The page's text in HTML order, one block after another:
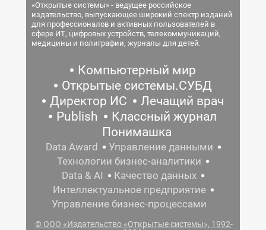
«Открытые системы» - ведущее российское
издательство, выпускающее широкий спектр изданий
для профессионалов и активных пользователей в
сфере ИТ, цифровых устройств, телекоммуникаций,
медицины и полиграфии, журналы для детей.
Компьютерный мир
Открытые системы.СУБД
Директор ИС
Лечащий врач
Publish
Классный журнал
Понимашка
Data Award
Управление данными
Технологии бизнес-аналитики
Data & AI
Качество данных
Интеллектуальное предприятие
Управление бизнес-процессами
© ООО «Издательство «Открытые системы», 1992-